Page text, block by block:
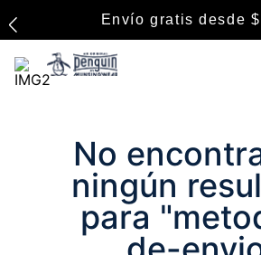
Envío gratis desde
No
ningún
para "